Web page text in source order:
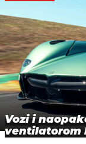
Vozi i
ventilatorom